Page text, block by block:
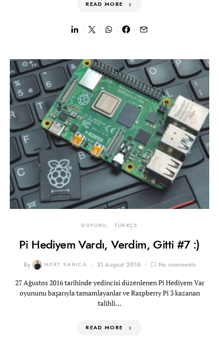
READ MORE
DUYURU TÜRKÇE
Pi Hediyem Vardı, Verdim, Gitti #7 :)
By MERT SARICA 31 August 2016 No comments
27 Ağustos 2016 tarihinde yedincisi düzenlenen Pi Hediyem Var
oyununu başarıyla tamamlayanlar ve Raspberry Pi 3 kazanan
talihli…
READ MORE